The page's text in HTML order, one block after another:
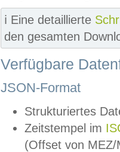
ℹ️ Eine detaillierte
den gesamten
Verfügbare
JSON-Format
Strukturiertes
Zeitstempel im
(Offset von MEZ/